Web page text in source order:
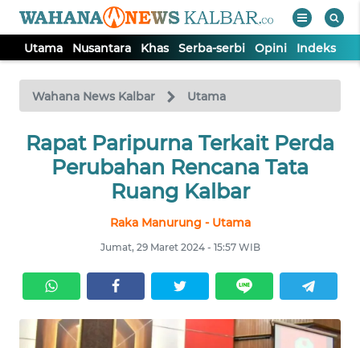
Utama Nusantara Khas Serba-serbi Opini Indeks
Wahana News Kalbar Utama
Rapat Paripurna Terkait Perda
Perubahan Rencana Tata
Ruang Kalbar
Raka Manurung - Utama
Jumat, 29 Maret 2024 - 15:57 WIB
TV
Tutup
UTAMA
SERBA-
SERBI
OPINI